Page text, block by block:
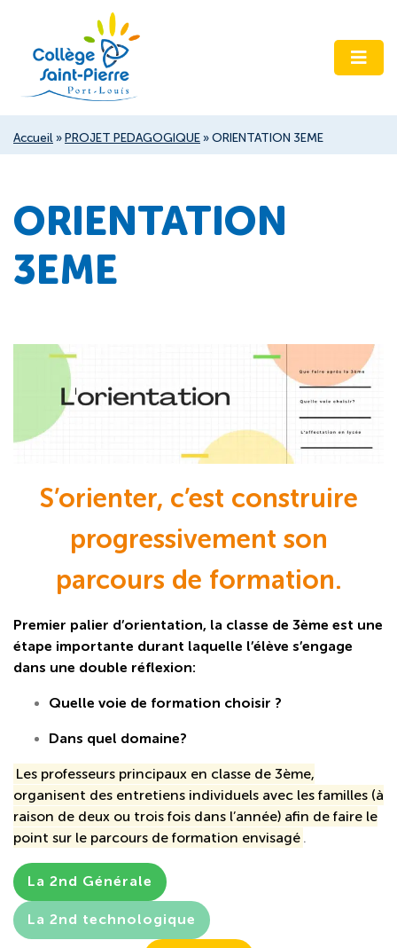
Accueil » PROJET PEDAGOGIQUE » ORIENTATION 3EME
ORIENTATION
3EME
S’orienter, c’est construire
progressivement son
parcours de formation.
Premier palier d’orientation, la classe de 3ème est une
étape importante durant laquelle l’élève s’engage
dans une double réflexion:
Quelle voie de formation choisir ?
Dans quel domaine?
Les professeurs principaux en classe de 3ème,
organisent des entretiens individuels avec les familles (à
raison de deux ou trois fois dans l’année) afin de faire le
point sur le parcours de formation envisagé .
La 2nd Générale
La 2nd technologique